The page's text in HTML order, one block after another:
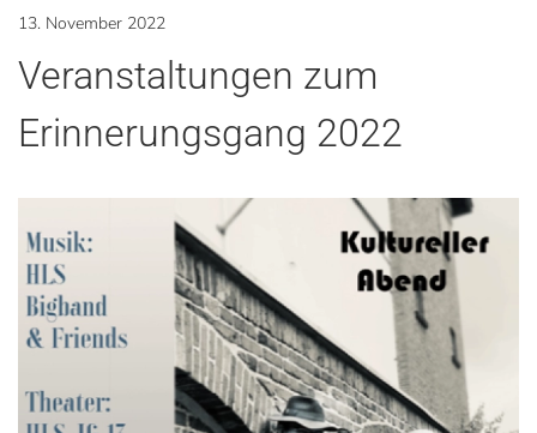
13. November 2022
Veranstaltungen zum
Erinnerungsgang 2022